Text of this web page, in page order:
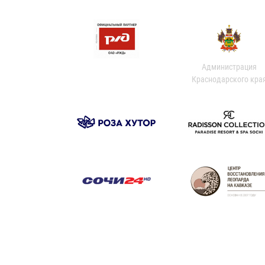
Администрация
Краснодарского